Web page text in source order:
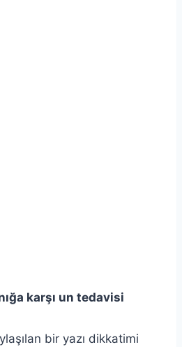
un tedavisi
bir yazı dikkatimi